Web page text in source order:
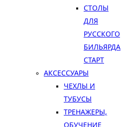
СТОЛЫ
ДЛЯ
РУССКОГО
БИЛЬЯРДА
СТАРТ
АКСЕССУАРЫ
ЧЕХЛЫ И
ТУБУСЫ
ТРЕНАЖЕРЫ,
ОБУЧЕНИЕ